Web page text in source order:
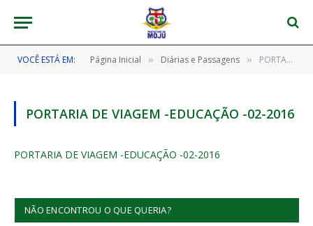
VOCÊ ESTÁ EM: Página Inicial » Diárias e Passagens » PORTARIA DE VIAGEM -EDUCAÇÃO -02-2016
PORTARIA DE VIAGEM -EDUCAÇÃO -02-2016
PORTARIA DE VIAGEM -EDUCAÇÃO -02-2016
NÃO ENCONTROU O QUE QUERIA?